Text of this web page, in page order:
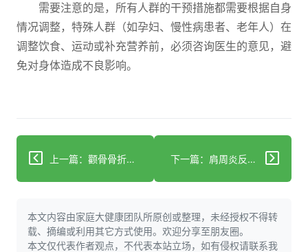
需要注意的是，所有人群的干预措施都需要根据自身
情况调整，特殊人群（如孕妇、慢性病患者、老年人）在
调整饮食、运动或补充营养前，必须咨询医生的意见，避
免对身体造成不良影响。
上一篇：颧骨骨折处理：48小时冷敷后热敷及复视预防 下一篇：肩周炎反复疼？阶梯治疗加训练助恢复！
本文内容由家庭大健康团队所原创或整理，未经授权不得转
载、摘编或利用其它方式使用。欢迎分享至朋友圈。
本文仅代表作者观点，不代表本站立场，如有侵权请联系我